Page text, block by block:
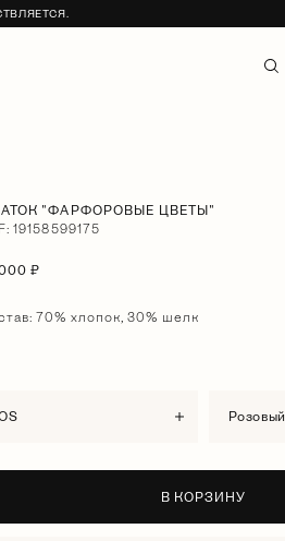
"ФАРФОРОВЫЕ ЦВЕТЫ"
19158599175
₽
70% хлопок, 30% шелк
OS розовый
В КОРЗИНУ